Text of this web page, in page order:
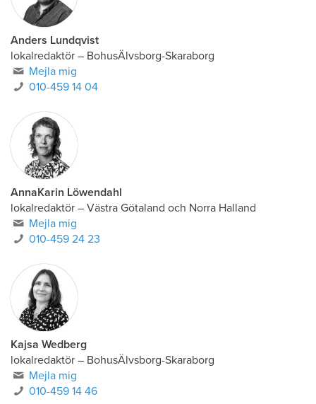
Anders Lundqvist
lokalredaktör – BohusÄlvsborg-Skaraborg
Mejla mig
010-459 14 04
AnnaKarin Löwendahl
lokalredaktör – Västra Götaland och Norra Halland
Mejla mig
010-459 24 23
Kajsa Wedberg
lokalredaktör – BohusÄlvsborg-Skaraborg
Mejla mig
010-459 14 46